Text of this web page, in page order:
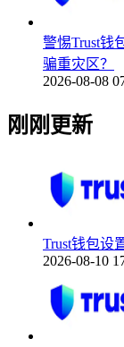
警惕Trust钱
骗重灾区？
2026-08-08
刚刚更新
Trust钱包设
2026-08-10